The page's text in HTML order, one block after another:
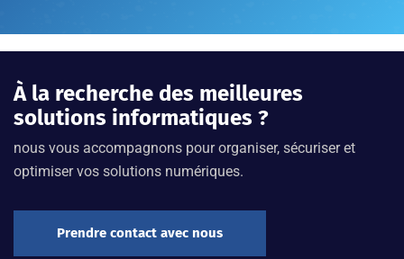
À la recherche des meilleures
solutions informatiques ?
nous vous accompagnons pour organiser, sécuriser et
optimiser vos solutions numériques.
Prendre contact avec nous